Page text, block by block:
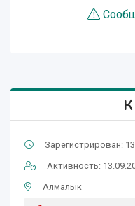
Зарегистрирован:
Активность:
Алмалык